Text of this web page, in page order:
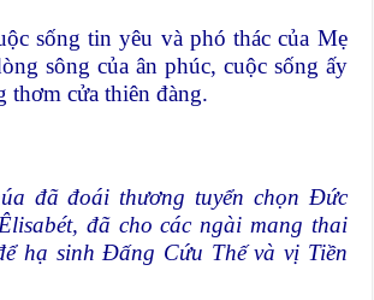
sống tin yêu và phó thác của Mẹ
sông của ân phúc, cuộc sống ấy
thơm cửa thiên đàng.
đã đoái thương tuyển chọn Ðức
đã cho các ngài mang thai
hạ sinh Ðấng Cứu Thế và vị Tiền